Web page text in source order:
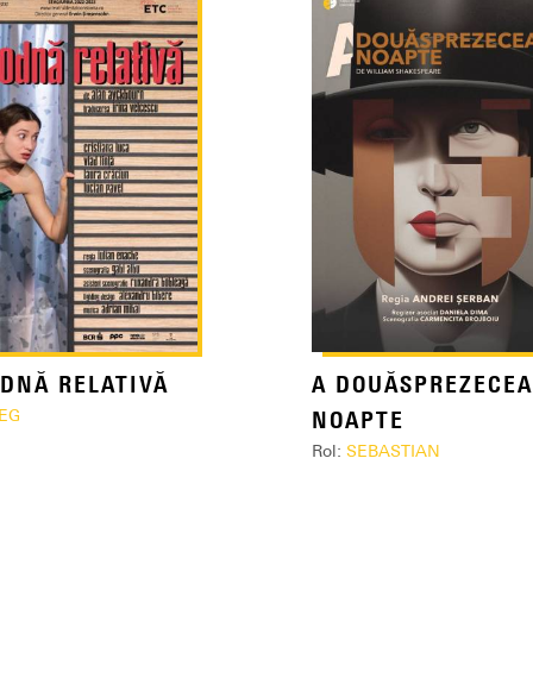
RELATIVĂ
A DOUĂSPREZECEA
NOAPTE
Rol:SEBASTIAN